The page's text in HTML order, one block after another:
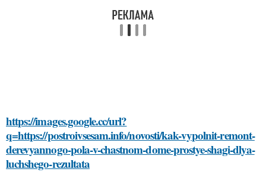
https://images.google.cc/url?
q=https://postroivsesam.info/novosti/kak-vypolnit-remont-
derevyannogo-pola-v-chastnom-dome-prostye-shagi-dlya-
luchshego-rezultata